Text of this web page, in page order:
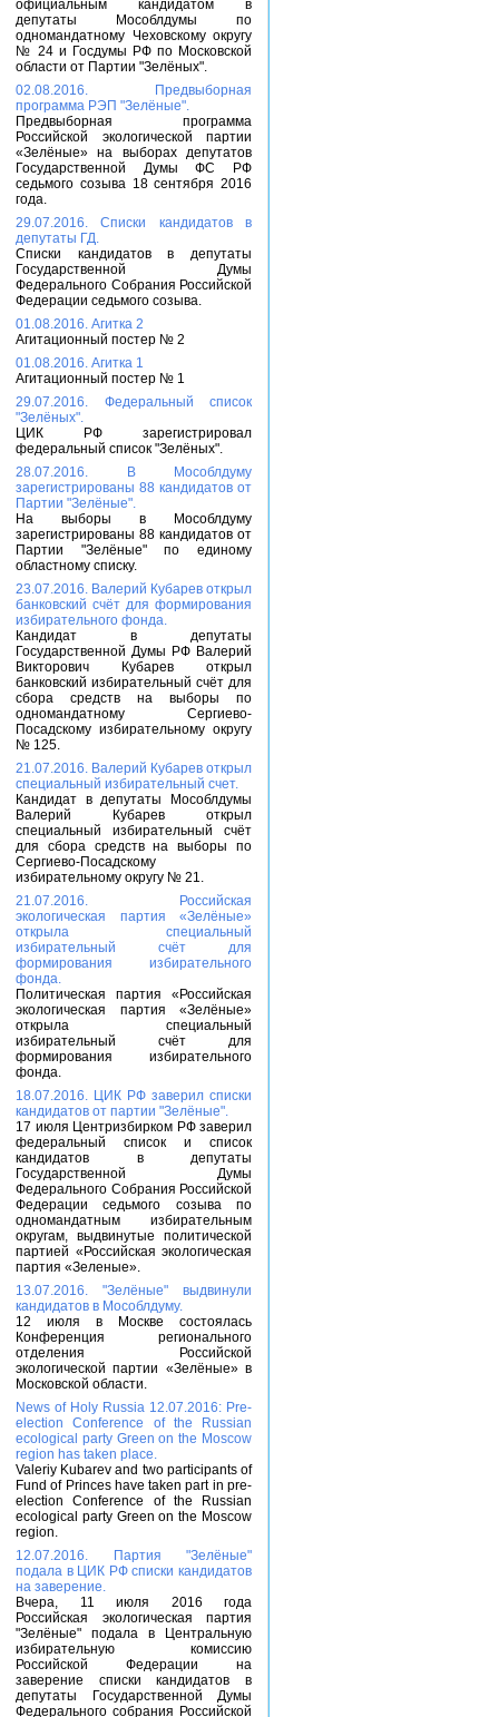
официальным кандидатом в
депутаты Мособлдумы по
одномандатному Чеховскому округу
№ 24 и Госдумы РФ по Московской
области от Партии "Зелёных".
02.08.2016. Предвыборная
программа РЭП "Зелёные".
Предвыборная программа
Российской экологической партии
«Зелёные» на выборах депутатов
Государственной Думы ФС РФ
седьмого созыва 18 сентября 2016
года.
29.07.2016. Списки кандидатов в
депутаты ГД.
Списки кандидатов в депутаты
Государственной Думы
Федерального Собрания Российской
Федерации седьмого созыва.
01.08.2016. Агитка 2
Агитационный постер № 2
01.08.2016. Агитка 1
Агитационный постер № 1
29.07.2016. Федеральный список
"Зелёных".
ЦИК РФ зарегистрировал
федеральный список "Зелёных".
28.07.2016. В Мособлдуму
зарегистрированы 88 кандидатов от
Партии "Зелёные".
На выборы в Мособлдуму
зарегистрированы 88 кандидатов от
Партии "Зелёные" по единому
областному списку.
23.07.2016. Валерий Кубарев открыл
банковский счёт для формирования
избирательного фонда.
Кандидат в депутаты
Государственной Думы РФ Валерий
Викторович Кубарев открыл
банковский избирательный счёт для
сбора средств на выборы по
одномандатному Сергиево-
Посадскому избирательному округу
№ 125.
21.07.2016. Валерий Кубарев открыл
специальный избирательный счет.
Кандидат в депутаты Мособлдумы
Валерий Кубарев открыл
специальный избирательный счёт
для сбора средств на выборы по
Сергиево-Посадскому
избирательному округу № 21.
21.07.2016. Российская
экологическая партия «Зелёные»
открыла специальный
избирательный счёт для
формирования избирательного
фонда.
Политическая партия «Российская
экологическая партия «Зелёные»
открыла специальный
избирательный счёт для
формирования избирательного
фонда.
18.07.2016. ЦИК РФ заверил списки
кандидатов от партии "Зелёные".
17 июля Центризбирком РФ заверил
федеральный список и список
кандидатов в депутаты
Государственной Думы
Федерального Собрания Российской
Федерации седьмого созыва по
одномандатным избирательным
округам, выдвинутые политической
партией «Российская экологическая
партия «Зеленые».
13.07.2016. "Зелёные" выдвинули
кандидатов в Мособлдуму.
12 июля в Москве состоялась
Конференция регионального
отделения Российской
экологической партии «Зелёные» в
Московской области.
News of Holy Russia 12.07.2016: Pre-
election Conference of the Russian
ecological party Green on the Moscow
region has taken place.
Valeriy Kubarev and two participants of
Fund of Princes have taken part in pre-
election Conference of the Russian
ecological party Green on the Moscow
region.
12.07.2016. Партия "Зелёные"
подала в ЦИК РФ списки кандидатов
на заверение.
Вчера, 11 июля 2016 года
Российская экологическая партия
"Зелёные" подала в Центральную
избирательную комиссию
Российской Федерации на
заверение списки кандидатов в
депутаты Государственной Думы
Федерального собрания Российской